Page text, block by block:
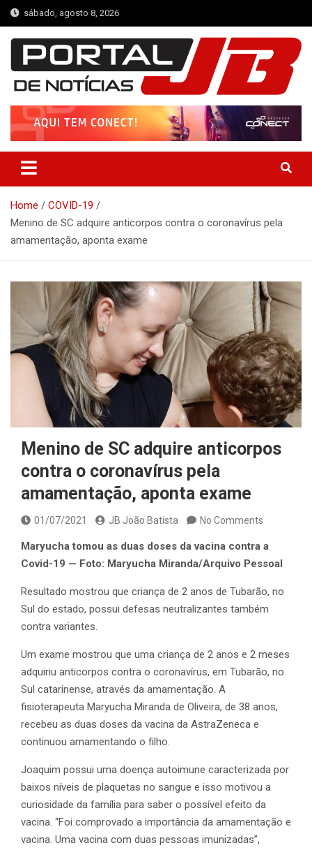
Skip
to
content
sábado, agosto 8, 2026
Portal de Notícias JB
Notícias de Simplício Mendes e Região
Home
COVID-19
Menino de SC adquire anticorpos contra o coronavírus pela
amamentação, aponta exame
Menino de SC adquire anticorpos
contra o coronavírus pela
amamentação, aponta exame
01/07/2021 JB João Batista No Comments
Maryucha tomou as duas doses da vacina contra a
Covid-19 — Foto: Maryucha Miranda/Arquivo Pessoal
Resultado mostrou que criança de 2 anos de Tubarão, no
Sul do estado, possui defesas neutralizantes também
contra variantes.
Um exame mostrou que uma criança de 2 anos e 2 meses
adquiriu anticorpos contra o coronavírus, em Tubarão, no
Sul catarinense, através da amamentação. A
fisioterapeuta Maryucha Miranda de Oliveira, de 38 anos,
recebeu as duas doses da vacina da AstraZeneca e
continuou amamentando o filho.
Joaquim possui uma doença autoimune caracterizada por
baixos níveis de plaquetas no sangue e isso motivou a
curiosidade da família para saber o possível efeito da
vacina. “Foi comprovado a importância da amamentação e
vacina. Uma vacina com duas pessoas imunizadas”,